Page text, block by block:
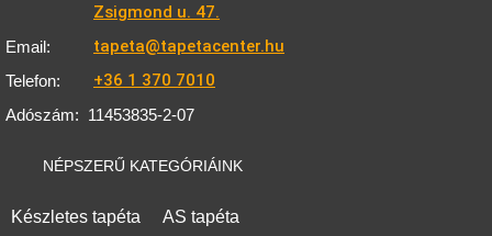
Zsigmond u. 47.
Email: tapeta@tapetacenter.hu
Telefon: +36 1 370 7010
Adószám: 11453835-2-07
NÉPSZERŰ KATEGÓRIÁINK
Készletes tapéta
AS tapéta